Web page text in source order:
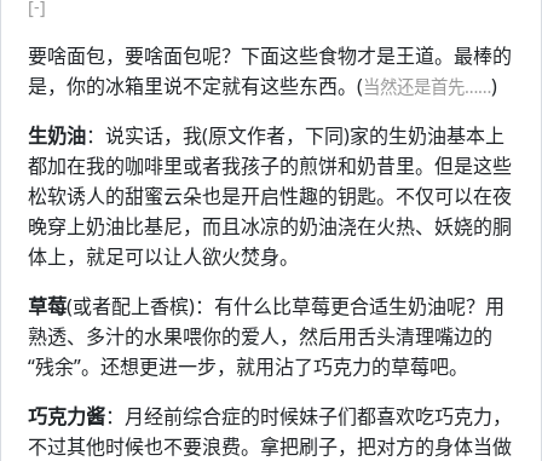
[-]
要啥面包，要啥面包呢？下面这些食物才是王道。最棒的
是，你的冰箱里说不定就有这些东西。(当然还是首先……)
生奶油：说实话，我(原文作者，下同)家的生奶油基本上
都加在我的咖啡里或者我孩子的煎饼和奶昔里。但是这些
松软诱人的甜蜜云朵也是开启性趣的钥匙。不仅可以在夜
晚穿上奶油比基尼，而且冰凉的奶油浇在火热、妖娆的胴
体上，就足可以让人欲火焚身。
草莓(或者配上香槟)：有什么比草莓更合适生奶油呢？用
熟透、多汁的水果喂你的爱人，然后用舌头清理嘴边的
“残余”。还想更进一步，就用沾了巧克力的草莓吧。
巧克力酱：月经前综合症的时候妹子们都喜欢吃巧克力，
不过其他时候也不要浪费。拿把刷子，把对方的身体当做